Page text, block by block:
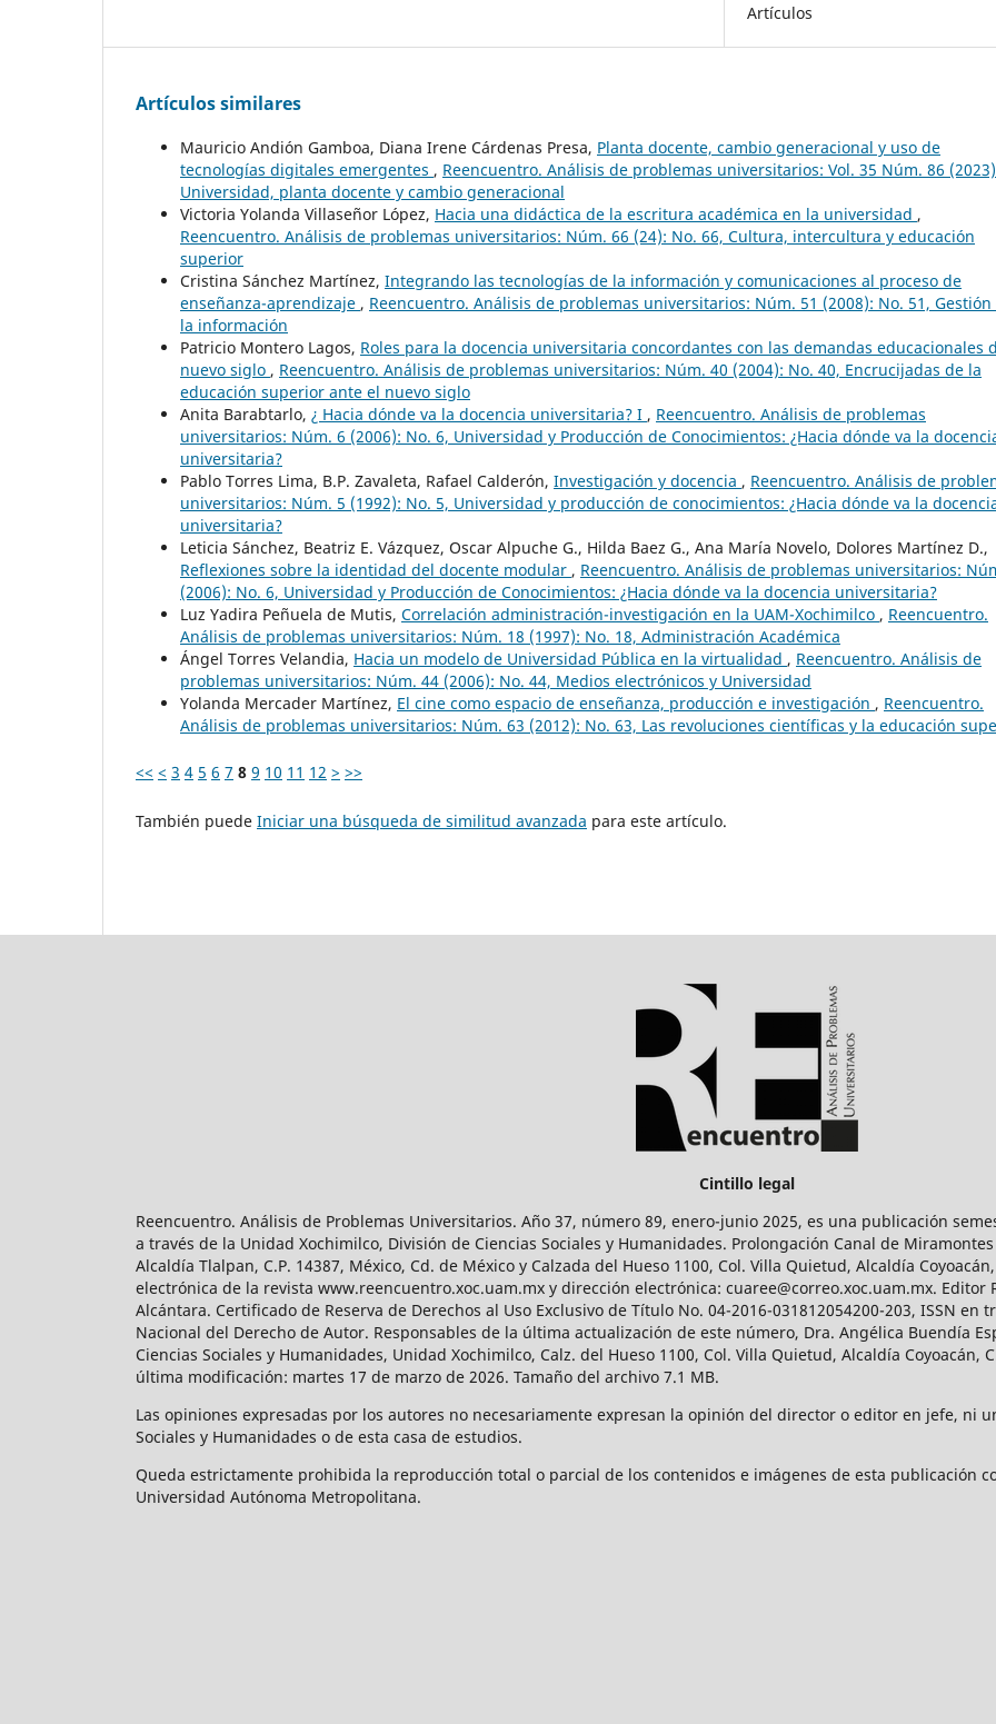
Artículos
Artículos similares
Mauricio Andión Gamboa, Diana Irene Cárdenas Presa, Planta docente, cambio generacional y uso de
tecnologías digitales emergentes , Reencuentro. Análisis de problemas universitarios: Vol. 35 Núm. 86
Universidad, planta docente y cambio generacional
Victoria Yolanda Villaseñor López, Hacia una didáctica de la escritura académica en la universidad ,
Reencuentro. Análisis de problemas universitarios: Núm. 66 (24): No. 66, Cultura, intercultura y educación
superior
Cristina Sánchez Martínez, Integrando las tecnologías de la información y comunicaciones al proceso de
enseñanza-aprendizaje , Reencuentro. Análisis de problemas universitarios: Núm. 51 (2008): No. 51, Gestión
la información
Patricio Montero Lagos, Roles para la docencia universitaria concordantes con las demandas educacionales
nuevo siglo , Reencuentro. Análisis de problemas universitarios: Núm. 40 (2004): No. 40, Encrucijadas de la
educación superior ante el nuevo siglo
Anita Barabtarlo, ¿ Hacia dónde va la docencia universitaria? I , Reencuentro. Análisis de problemas
universitarios: Núm. 6 (2006): No. 6, Universidad y Producción de Conocimientos: ¿Hacia dónde va la
universitaria?
Pablo Torres Lima, B.P. Zavaleta, Rafael Calderón, Investigación y docencia , Reencuentro. Análisis de
universitarios: Núm. 5 (1992): No. 5, Universidad y producción de conocimientos: ¿Hacia dónde va la
universitaria?
Leticia Sánchez, Beatriz E. Vázquez, Oscar Alpuche G., Hilda Baez G., Ana María Novelo, Dolores Martínez D.,
Reflexiones sobre la identidad del docente modular , Reencuentro. Análisis de problemas universitarios:
(2006): No. 6, Universidad y Producción de Conocimientos: ¿Hacia dónde va la docencia universitaria?
Luz Yadira Peñuela de Mutis, Correlación administración-investigación en la UAM-Xochimilco , Reencuentro.
Análisis de problemas universitarios: Núm. 18 (1997): No. 18, Administración Académica
Ángel Torres Velandia, Hacia un modelo de Universidad Pública en la virtualidad , Reencuentro. Análisis de
problemas universitarios: Núm. 44 (2006): No. 44, Medios electrónicos y Universidad
Yolanda Mercader Martínez, El cine como espacio de enseñanza, producción e investigación , Reencuentro.
Análisis de problemas universitarios: Núm. 63 (2012): No. 63, Las revoluciones científicas y la educación
<< < 3 4 5 6 7 8 9 10 11 12 > >>
También puede Iniciar una búsqueda de similitud avanzada para este artículo.
Cintillo legal
Reencuentro. Análisis de Problemas Universitarios. Año 37, número 89, enero-junio 2025, es una publicación
a través de la Unidad Xochimilco, División de Ciencias Sociales y Humanidades. Prolongación Canal de Miramontes
Alcaldía Tlalpan, C.P. 14387, México, Cd. de México y Calzada del Hueso 1100, Col. Villa Quietud, Alcaldía
electrónica de la revista www.reencuentro.xoc.uam.mx y dirección electrónica: cuaree@correo.xoc.uam.mx. Editor
Alcántara. Certificado de Reserva de Derechos al Uso Exclusivo de Título No. 04-2016-031812054200-203, ISSN
Nacional del Derecho de Autor. Responsables de la última actualización de este número, Dra. Angélica Buendía
Ciencias Sociales y Humanidades, Unidad Xochimilco, Calz. del Hueso 1100, Col. Villa Quietud, Alcaldía Coyoacán,
última modificación: martes 17 de marzo de 2026. Tamaño del archivo 7.1 MB.
Las opiniones expresadas por los autores no necesariamente expresan la opinión del director o editor en jefe, ni
Sociales y Humanidades o de esta casa de estudios.
Queda estrictamente prohibida la reproducción total o parcial de los contenidos e imágenes de esta publicación
Universidad Autónoma Metropolitana.